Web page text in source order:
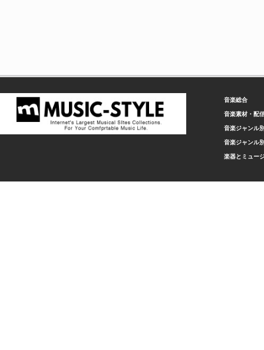
音楽総合
音楽素材・配
音楽ジャンル
音楽ジャンル
楽器とミュー